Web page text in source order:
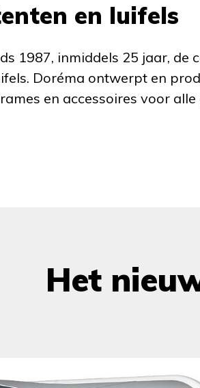
en luifels
1987, inmiddels 25 jaar, de
Doréma ontwerpt en
en accessoires voor
Het